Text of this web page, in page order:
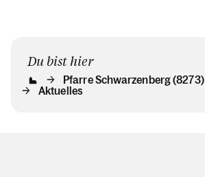
Du bist hier
Pfarre Schwarzenberg (8273)
Aktuelles